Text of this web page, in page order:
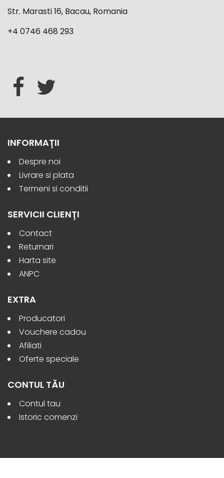
Str. Marasti 16, Bacau, Romania
+4 0746 468 293
INFORMAŢII
Despre noi
Livrare si plata
Termeni si conditii
SERVICII CLIENŢI
Contact
Returnari
Harta site
ANPC
EXTRA
Producatori
Vouchere cadou
Afiliati
Oferte speciale
CONTUL TĂU
Contul tau
Istoric comenzi